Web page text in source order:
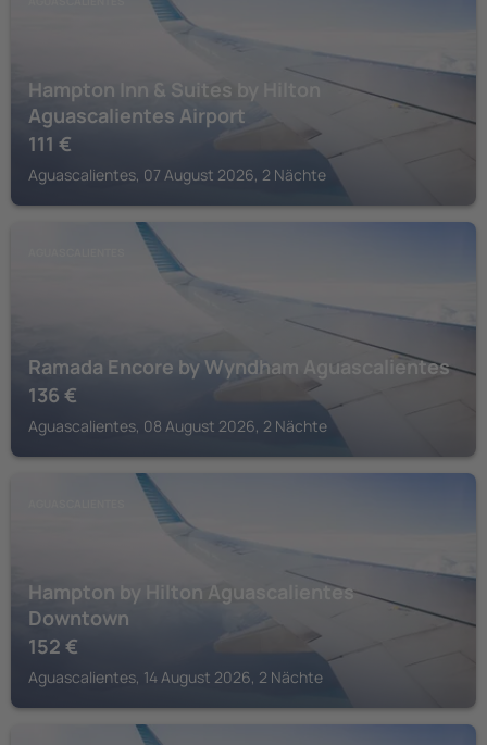
Hampton Inn & Suites by Hilton
Aguascalientes Airport
111 €
Aguascalientes, 07 August 2026, 2 Nächte
Ramada Encore by Wyndham Aguascalientes
136 €
Aguascalientes, 08 August 2026, 2 Nächte
Hampton by Hilton Aguascalientes
Downtown
152 €
Aguascalientes, 14 August 2026, 2 Nächte